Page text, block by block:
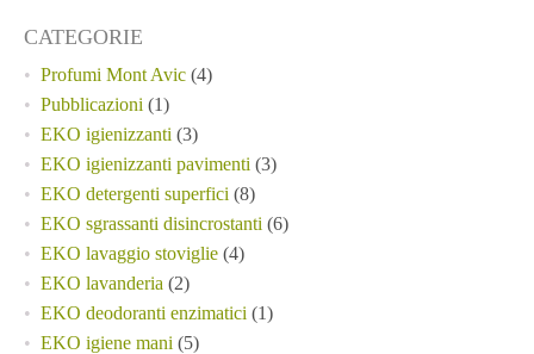
CATEGORIE
Profumi Mont Avic (4)
Pubblicazioni (1)
EKO igienizzanti (3)
EKO igienizzanti pavimenti (3)
EKO detergenti superfici (8)
EKO sgrassanti disincrostanti (6)
EKO lavaggio stoviglie (4)
EKO lavanderia (2)
EKO deodoranti enzimatici (1)
EKO igiene mani (5)